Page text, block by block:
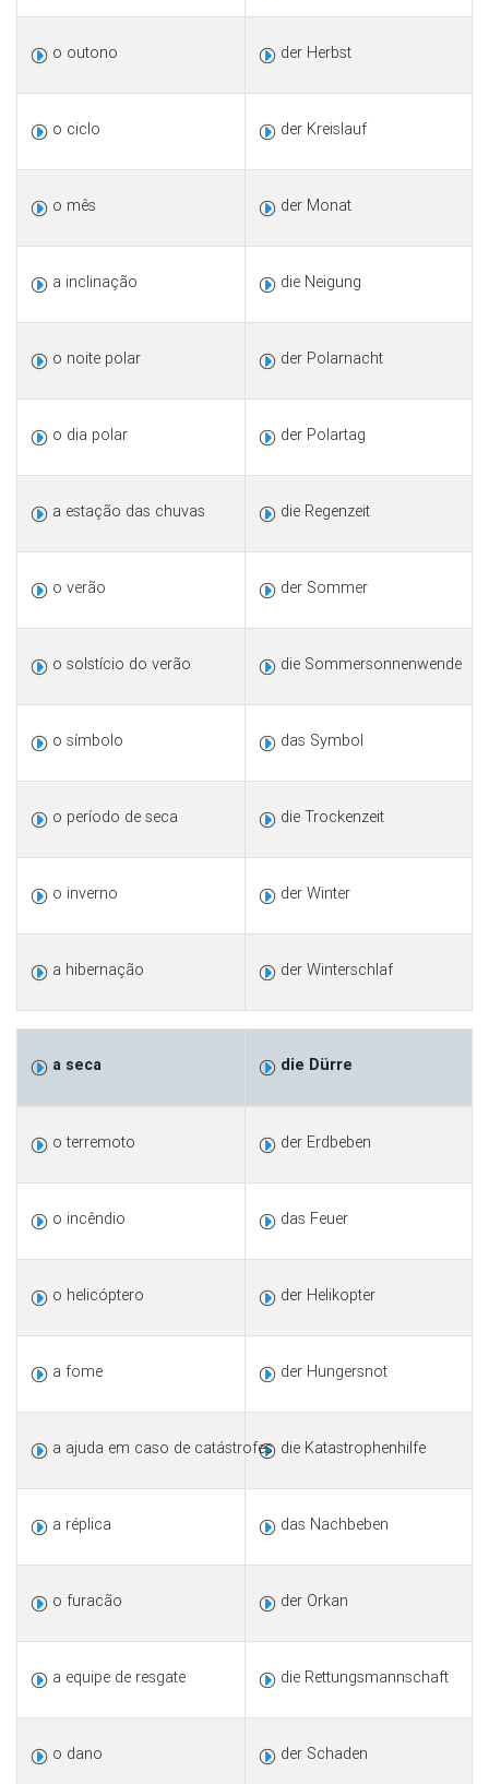
o outono der Herbst
o ciclo der Kreislauf
o mês der Monat
a inclinação die Neigung
o noite polar der Polarnacht
o dia polar der Polartag
a estação das chuvas die Regenzeit
o verão der Sommer
o solstício do verão die Sommersonnenwende
o símbolo das Symbol
o período de seca die Trockenzeit
o inverno der Winter
a hibernação der Winterschlaf
a seca die Dürre
o terremoto der Erdbeben
o incêndio das Feuer
o helicóptero der Helikopter
a fome der Hungersnot
a ajuda em caso de catástrofes die Katastrophenhilfe
a réplica das Nachbeben
o furacão der Orkan
a equipe de resgate die Rettungsmannschaft
o dano der Schaden